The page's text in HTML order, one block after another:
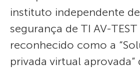
instituto independente
segurança de TI AV-TEST
reconhecido como a
privada virtual